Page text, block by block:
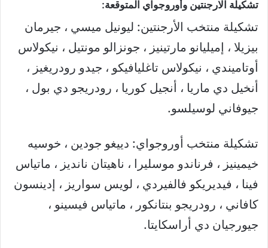
تشكيلة الارجنتين وأوروجواي المتوقعة:
تشكيلة منتخب الأرجنتين: ليونيل ميسي ، جيرمان
بيزيلا ، إميليانو مارتينيز ، جونزالو مونتيل ، نيكولاس
أوتاميندي ، نيكولاس تاغليافيكو ، جيدو رودريغيز ،
أنخيل دي ماريا ، أنجيل كوريا ، رودريجو دي بول ،
جيوفاني لوسيلسو.
تشكيلة منتخب أوروجواي: دييغو جودين ، خوسيه
خيمينيز ، فرناندو موسليرا ، ناهيتان نانديز ، ماتياس
فينا ، فيديريكو فالفيردي ، لويس سواريز ، إدينسون
كافاني ، رودريجو بنتانكور ، ماتياس فيسينو ،
جيورجيان دي أراسكايتا.